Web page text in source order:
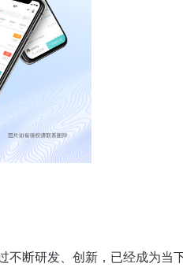
断研发、创新，已经成为当